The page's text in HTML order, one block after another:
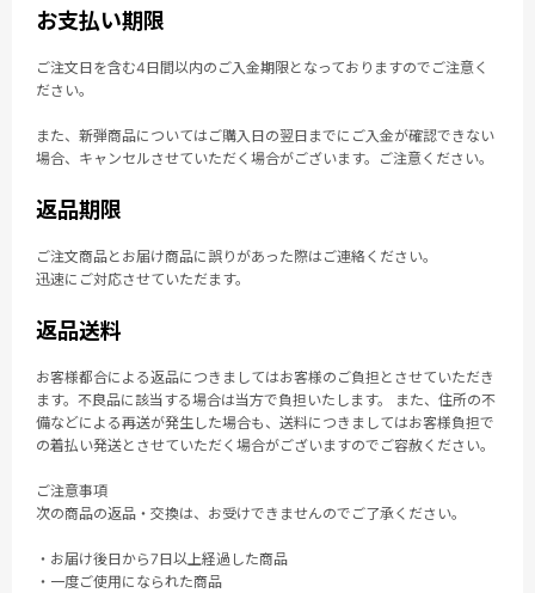
お支払い期限
ご注文日を含む4日間以内のご入金期限となっておりますのでご注意く
ださい。
また、新弾商品についてはご購入日の翌日までにご入金が確認できない
場合、キャンセルさせていただく場合がございます。ご注意ください。
返品期限
ご注文商品とお届け商品に誤りがあった際はご連絡ください。
迅速にご対応させていただます。
返品送料
お客様都合による返品につきましてはお客様のご負担とさせていただき
ます。不良品に該当する場合は当方で負担いたします。 また、住所の不
備などによる再送が発生した場合も、送料につきましてはお客様負担で
の着払い発送とさせていただく場合がございますのでご容赦ください。
ご注意事項
次の商品の返品・交換は、お受けできませんのでご了承ください。
・お届け後日から7日以上経過した商品
・一度ご使用になられた商品